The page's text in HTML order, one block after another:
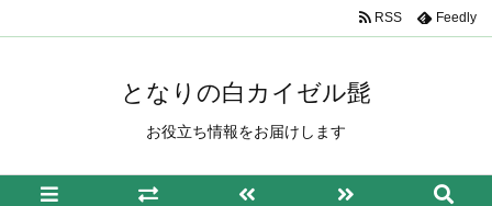
となりの白カイゼル髭
お役立ち情報をお届けします
RSS Feedly